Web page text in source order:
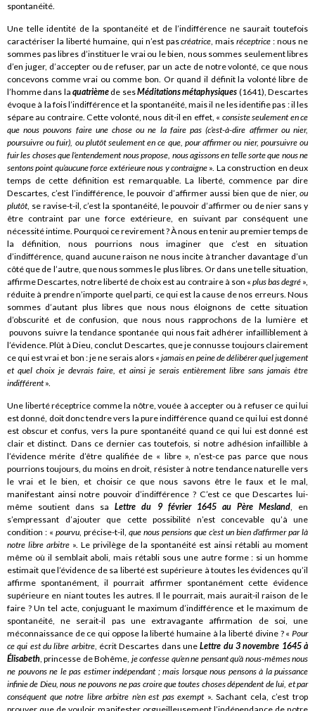
spontanéité.
Une telle identité de la spontanéité et de l’indifférence ne saurait toutefois
caractériser la liberté humaine, qui n’est pascréatrice, maisréceptrice : nous ne
sommes pas libres d’instituer le vrai ou le bien, nous sommes seulement libres
d’en juger, d’accepter ou de refuser, par un acte de notre volonté, ce que nous
concevons comme vrai ou comme bon. Or quand il définit la volonté libre de
l’homme dans la quatrièmede sesMéditations métaphysiques (1641), Descartes
évoque à la fois l’indifférence et la spontanéité, mais il ne les identifie pas : il les
sépare au contraire. Cette volonté, nous dit-il en effet, « consiste seulement en ce
que nous pouvons faire une chose ou ne la faire pas (c’est-à-dire affirmer ou nier,
poursuivre ou fuir), ou plutôt seulement en ce que, pour affirmer ou nier, poursuivre ou
fuir les choses que l’entendement nous propose, nous agissons en telle sorte que nous ne
sentons point qu’aucune force extérieure nous y contraigne». La construction en deux
temps de cette définition est remarquable. La liberté, commence par dire
Descartes, c’est l’indifférence, le pouvoir d’affirmer aussi bien que de nier, ou
plutôt, se ravise-t-il, c’est la spontanéité, le pouvoir d’affirmer ou de nier sans y
être contraint par une force extérieure, en suivant par conséquent une
nécessité intime. Pourquoi ce revirement ? À nous en tenir au premier temps de
la définition, nous pourrions nous imaginer que c’est en situation
d’indifférence, quand aucune raison ne nous incite à trancher davantage d’un
côté que de l’autre, que nous sommes le plus libres. Or dans une telle situation,
affirme Descartes, notre liberté de choix est au contraire à son « plus bas degré»,
réduite à prendre n’importe quel parti, ce qui est la cause de nos erreurs. Nous
sommes d’autant plus libres que nous nous éloignons de cette situation
d’obscurité et de confusion, que nous nous rapprochons de la lumière et
pouvons suivre la tendance spontanée qui nous fait adhérer infailliblement à
l’évidence. Plût à Dieu, conclut Descartes, que je connusse toujours clairement
ce qui est vrai et bon : je ne serais alors «jamais en peine de délibérer quel jugement
et quel choix je devrais faire, et ainsi je serais entièrement libre sans jamais être
indifférent».
Une liberté réceptrice comme la nôtre, vouée à accepter ou à refuser ce qui lui
est donné, doit donc tendre vers la pure indifférence quand ce qui lui est donné
est obscur et confus, vers la pure spontanéité quand ce qui lui est donné est
clair et distinct. Dans ce dernier cas toutefois, si notre adhésion infaillible à
l’évidence mérite d’être qualifiée de « libre », n’est-ce pas parce que nous
pourrions toujours, du moins en droit, résister à notre tendance naturelle vers
le vrai et le bien, et choisir ce que nous savons être le faux et le mal,
manifestant ainsi notre pouvoir d’indifférence ? C’est ce que Descartes lui-
même soutient dans saLettre du 9 février 1645 au Père Mesland, en
s’empressant d’ajouter que cette possibilité n’est concevable qu’à une
condition : « pourvu, précise-t-il, que nous pensions que c’est un bien d’affirmer par là
notre libre arbitre». Le privilège de la spontanéité est ainsi rétabli au moment
même où il semblait aboli, mais rétabli sous une autre forme : si un homme
estimait que l’évidence de sa liberté est supérieure à toutes les évidences qu’il
affirme spontanément, il pourrait affirmer spontanément cette évidence
supérieure en niant toutes les autres. Il le pourrait, mais aurait-il raison de le
faire ? Un tel acte, conjuguant le maximum d’indifférence et le maximum de
spontanéité, ne serait-il pas une extravagante affirmation de soi, une
méconnaissance de ce qui oppose la liberté humaine à la liberté divine ? « Pour
ce qui est du libre arbitre, écrit Descartes dans uneLettre du 3 novembre 1645 à
Élisabeth, princesse de Bohême, je confesse qu’en ne pensant qu’à nous-mêmes nous
ne pouvons ne le pas estimer indépendant ; mais lorsque nous pensons à la puissance
infinie de Dieu, nous ne pouvons ne pas croire que toutes choses dépendent de lui, et par
conséquent que notre libre arbitre n’en est pas exempt». Sachant cela, c’est trop